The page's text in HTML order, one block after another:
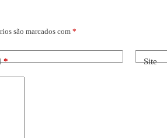
são marcados com*
* Site